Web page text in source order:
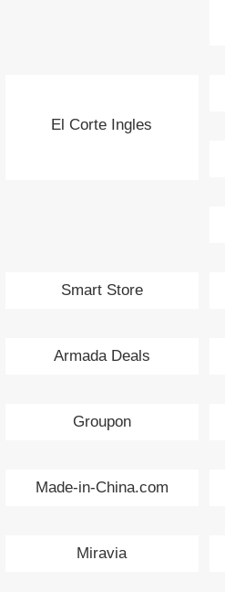
El Corte Ingles
Smart Store
Armada Deals
Groupon
Made-in-China.com
Miravia